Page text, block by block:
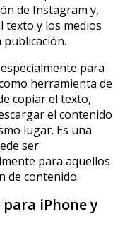
de Instagram y,
texto y los medios
publicación.
para
herramienta de
copiar el texto,
el contenido
lugar. Es una
ser
para aquellos
de contenido.
iPhone y